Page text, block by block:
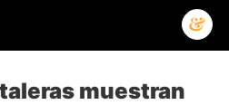
muestran